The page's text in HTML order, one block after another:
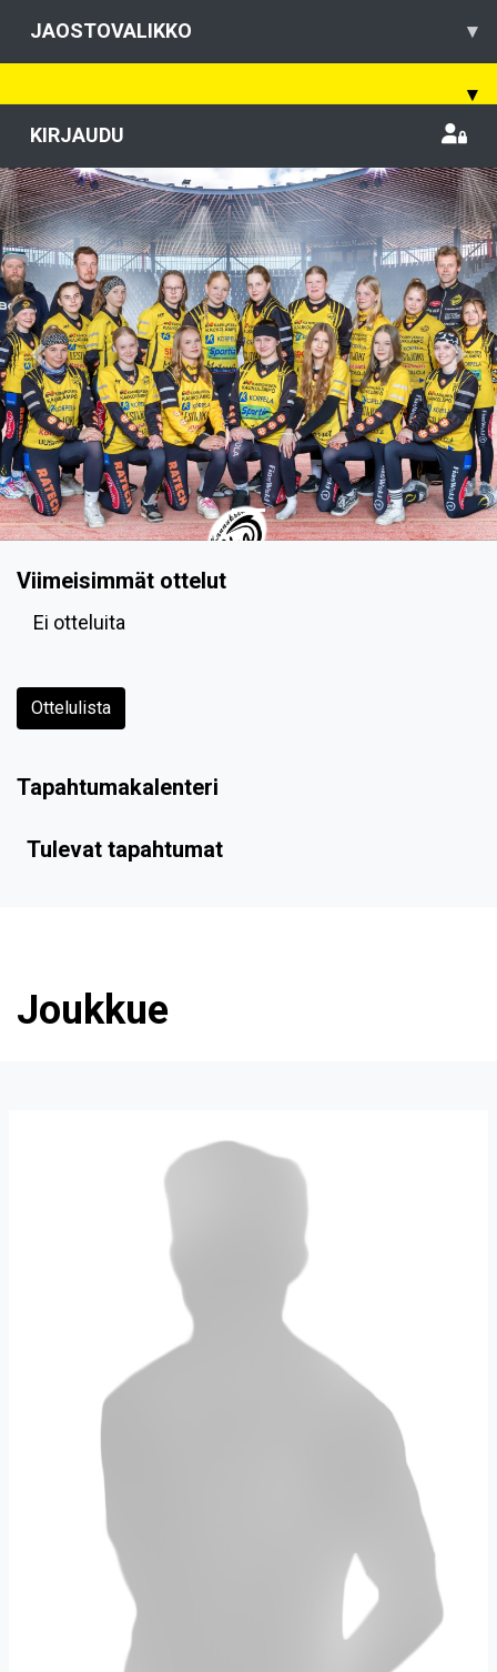
JAOSTOVALIKKO ▾
▾
KIRJAUDU
Previous
Viimeisimmät ottelut
Ei otteluita
Ottelulista
Tapahtumakalenteri
Tulevat tapahtumat
Joukkue